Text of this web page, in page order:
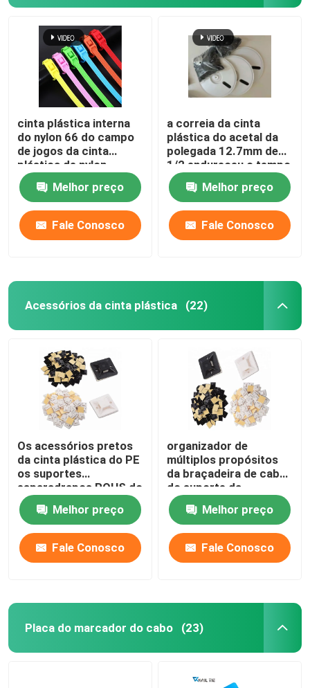
cinta plástica interna
do nylon 66 do campo
de jogos da cinta
plástica de nylon
colorida de 10x400mm
Melhor preço
Fale Conosco
a correia da cinta
plástica do acetal da
polegada 12.7mm de
1/2 endureceu o tempo
resistente
Melhor preço
Fale Conosco
Acessórios da cinta plástica (22)
Os acessórios pretos
da cinta plástica do PE
os suportes
esparadrapos ROHS do
laço do fecho de
correr de 28 x de
28mm aprovaram
Melhor preço
Fale Conosco
organizador de
múltiplos propósitos
da braçadeira de cabo
do suporte da
braçadeira de fio de
3M Self Adhesive Nylon
Melhor preço
Fale Conosco
Placa do marcador do cabo (23)